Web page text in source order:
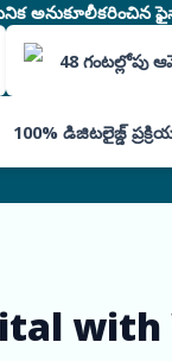
48 గంటల్లోపు
100% డిజిటలైజ్డ్